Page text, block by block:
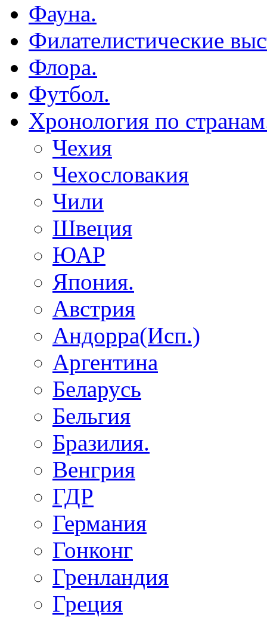
Фауна.
Филателистические
Флора.
Футбол.
Хронология по
Чехия
Чехословакия
Чили
Швеция
ЮАР
Япония.
Австрия
Андорра(Исп.)
Аргентина
Беларусь
Бельгия
Бразилия.
Венгрия
ГДР
Германия
Гонконг
Гренландия
Греция